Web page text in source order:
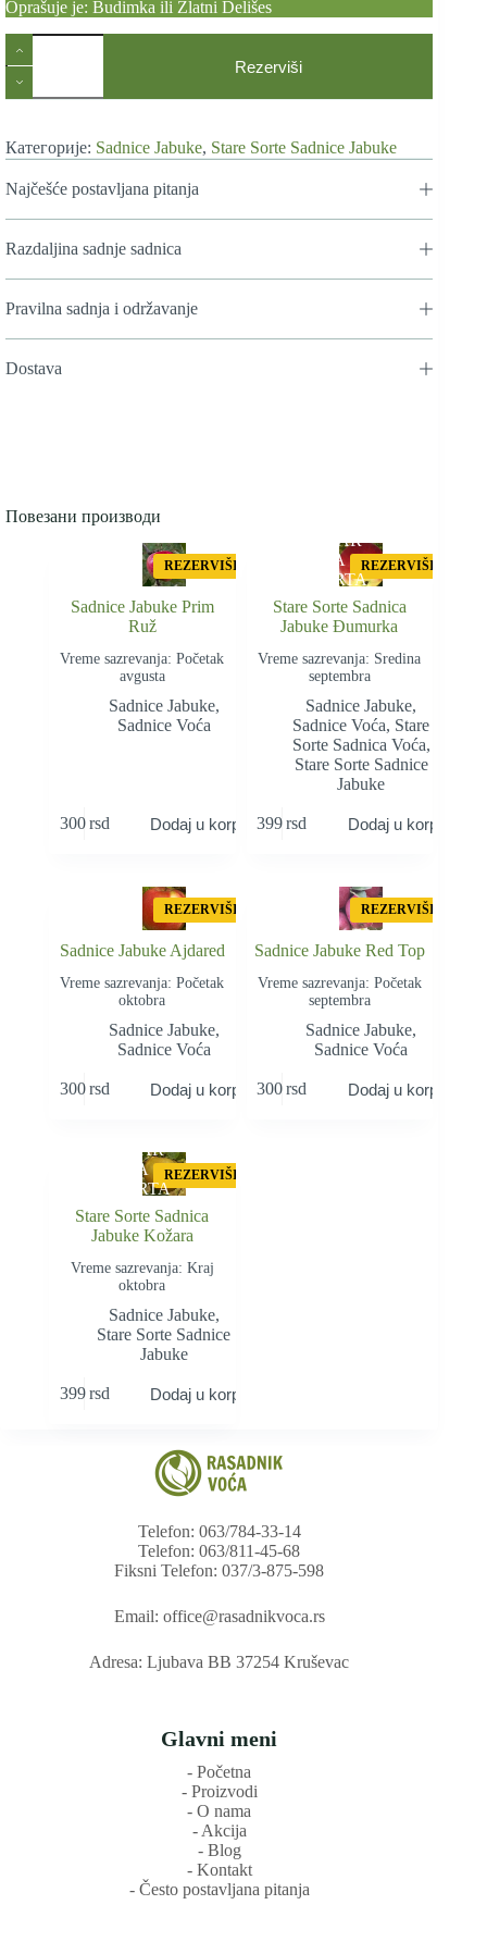
Oprašuje je: Budimka ili Zlatni Delišes
Stare
Sadnica
Jabuke
Rezerviši
Категорије: Sadnice Jabuke, Stare Sorte Sadnice Jabuke
Najčešće postavljana pitanja
Razdaljina sadnje sadnica
Pravilna sadnja i održavanje
Dostava
Повезани производи
REZERVIŠI
Sadnice Jabuke Prim
Ruž
Vreme sazrevanja: Početak
avgusta
Sadnice Jabuke,
Sadnice Voća
300rsd Dodaj u korpu
REZERVIŠI
STAR
A
SORTA
Stare Sorte Sadnica
Jabuke Đumurka
Vreme sazrevanja: Sredina
septembra
Sadnice Jabuke,
Sadnice Voća, Stare
Sorte Sadnica Voća,
Stare Sorte Sadnice
Jabuke
399 rsd Dodaj u korpu
REZERVIŠI
Sadnice Jabuke Ajdared
Vreme sazrevanja: Početak
oktobra
Sadnice Jabuke,
Sadnice Voća
300rsd Dodaj u korpu
REZERVIŠI
Sadnice Jabuke Red Top
Vreme sazrevanja: Početak
septembra
Sadnice Jabuke,
Sadnice Voća
300 rsd Dodaj u korpu
REZERVIŠI
STAR
A
SORTA
Stare Sorte Sadnica
Jabuke Kožara
Vreme sazrevanja: Kraj
oktobra
Sadnice Jabuke,
Stare Sorte Sadnice
Jabuke
399rsd Dodaj u korpu
Telefon: 063/784-33-14
Telefon: 063/811-45-68
Fiksni Telefon: 037/3-875-598
Email: office@rasadnikvoca.rs
Adresa: Ljubava BB 37254 Kruševac
Glavni meni
‐ Početna
‐ Proizvodi
‐ O nama
‐ Akcija
‐ Blog
‐ Kontakt
‐ Često postavljana pitanja